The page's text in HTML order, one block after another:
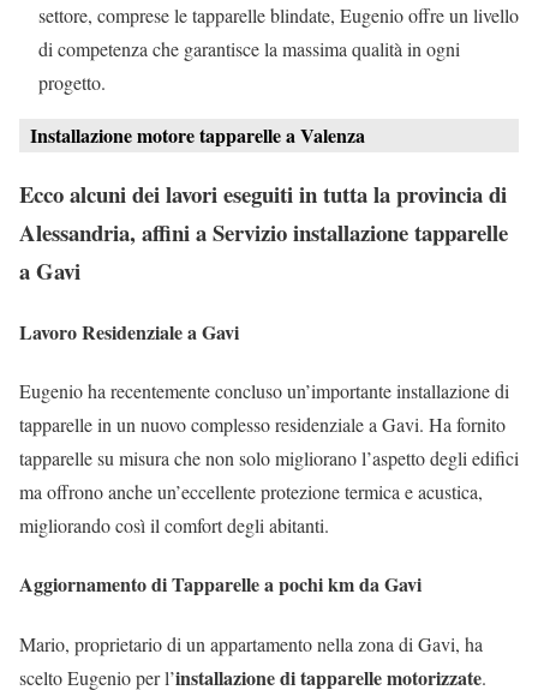
settore, comprese le tapparelle blindate, Eugenio offre un livello
di competenza che garantisce la massima qualità in ogni
progetto.
Installazione motore tapparelle a Valenza
Ecco alcuni dei lavori eseguiti in tutta la provincia di
Alessandria, affini a Servizio installazione tapparelle
a Gavi
Lavoro Residenziale a Gavi
Eugenio ha recentemente concluso un’importante installazione di
tapparelle in un nuovo complesso residenziale a Gavi. Ha fornito
tapparelle su misura che non solo migliorano l’aspetto degli edifici
ma offrono anche un’eccellente protezione termica e acustica,
migliorando così il comfort degli abitanti.
Aggiornamento di Tapparelle a pochi km da Gavi
Mario, proprietario di un appartamento nella zona di Gavi, ha
scelto Eugenio per l’installazione di tapparelle motorizzate.